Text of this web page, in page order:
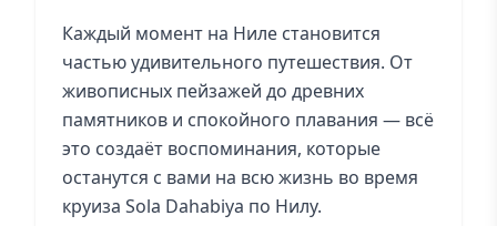
Каждый момент на Ниле становится
частью удивительного путешествия. От
живописных пейзажей до древних
памятников и спокойного плавания — всё
это создаёт воспоминания, которые
останутся с вами на всю жизнь во время
круиза Sola Dahabiya по Нилу.